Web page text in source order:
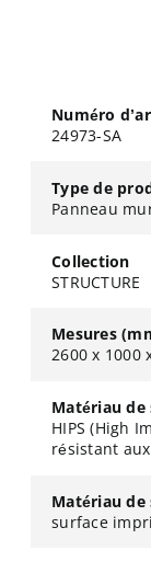
Numéro
24973-SA
Type de
Panneau
Collection
STRUCTURE
Mesures
2600 x 1000
Matériau
HIPS (High
résistant
Matériau de
surface